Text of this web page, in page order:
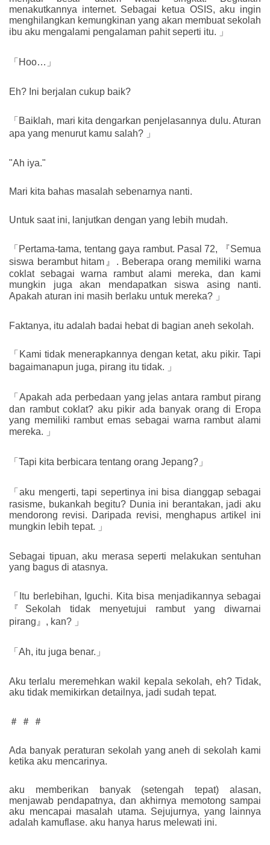
menakutkannya internet. Sebagai ketua OSIS, aku ingin
menghilangkan kemungkinan yang akan membuat sekolah
ibu aku mengalami pengalaman pahit seperti itu. 」
「Hoo…」
Eh? Ini berjalan cukup baik?
「Baiklah, mari kita dengarkan penjelasannya dulu. Aturan
apa yang menurut kamu salah? 」
"Ah iya."
Mari kita bahas masalah sebenarnya nanti.
Untuk saat ini, lanjutkan dengan yang lebih mudah.
「Pertama-tama, tentang gaya rambut. Pasal 72, 『Semua
siswa berambut hitam』. Beberapa orang memiliki warna
coklat sebagai warna rambut alami mereka, dan kami
mungkin juga akan mendapatkan siswa asing nanti.
Apakah aturan ini masih berlaku untuk mereka? 」
Faktanya, itu adalah badai hebat di bagian aneh sekolah.
「Kami tidak menerapkannya dengan ketat, aku pikir. Tapi
bagaimanapun juga, pirang itu tidak. 」
「Apakah ada perbedaan yang jelas antara rambut pirang
dan rambut coklat? aku pikir ada banyak orang di Eropa
yang memiliki rambut emas sebagai warna rambut alami
mereka. 」
「Tapi kita berbicara tentang orang Jepang?」
「aku mengerti, tapi sepertinya ini bisa dianggap sebagai
rasisme, bukankah begitu? Dunia ini berantakan, jadi aku
mendorong revisi. Daripada revisi, menghapus artikel ini
mungkin lebih tepat. 」
Sebagai tipuan, aku merasa seperti melakukan sentuhan
yang bagus di atasnya.
「Itu berlebihan, Iguchi. Kita bisa menjadikannya sebagai
『Sekolah tidak menyetujui rambut yang diwarnai
pirang』, kan? 」
「Ah, itu juga benar.」
Aku terlalu meremehkan wakil kepala sekolah, eh? Tidak,
aku tidak memikirkan detailnya, jadi sudah tepat.
＃ ＃ ＃
Ada banyak peraturan sekolah yang aneh di sekolah kami
ketika aku mencarinya.
aku memberikan banyak (setengah tepat) alasan,
menjawab pendapatnya, dan akhirnya memotong sampai
aku mencapai masalah utama. Sejujurnya, yang lainnya
adalah kamuflase. aku hanya harus melewati ini.